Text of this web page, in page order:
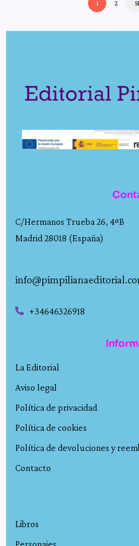
1 2
C/Hermanos Trueba 26, 4ºB
Madrid 28018 (España)
+34646326918
La Editorial
Aviso legal
Política de privacidad
Política de cookies
Política de devoluciones y
Contacto
Libros
Personajes